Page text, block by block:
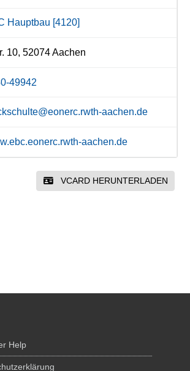
Hauptbau [4120]
10, 52074 Aachen
49942
aachen.de
aachen.de
VCARD HERUNTERLADEN
Help